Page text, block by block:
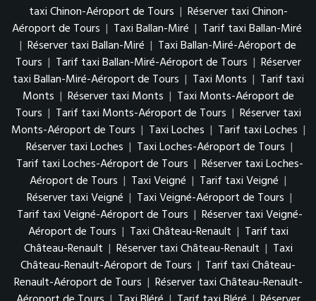
taxi Chinon-Aéroport de Tours | Réserver taxi Chinon-
Aéroport de Tours | Taxi Ballan-Miré | Tarif taxi Ballan-Miré
| Réserver taxi Ballan-Miré | Taxi Ballan-Miré-Aéroport de
Tours | Tarif taxi Ballan-Miré-Aéroport de Tours | Réserver
taxi Ballan-Miré-Aéroport de Tours | Taxi Monts | Tarif taxi
Monts | Réserver taxi Monts | Taxi Monts-Aéroport de
Tours | Tarif taxi Monts-Aéroport de Tours | Réserver taxi
Monts-Aéroport de Tours | Taxi Loches | Tarif taxi Loches |
Réserver taxi Loches | Taxi Loches-Aéroport de Tours |
Tarif taxi Loches-Aéroport de Tours | Réserver taxi Loches-
Aéroport de Tours | Taxi Veigné | Tarif taxi Veigné |
Réserver taxi Veigné | Taxi Veigné-Aéroport de Tours |
Tarif taxi Veigné-Aéroport de Tours | Réserver taxi Veigné-
Aéroport de Tours | Taxi Château-Renault | Tarif taxi
Château-Renault | Réserver taxi Château-Renault | Taxi
Château-Renault-Aéroport de Tours | Tarif taxi Château-
Renault-Aéroport de Tours | Réserver taxi Château-Renault-